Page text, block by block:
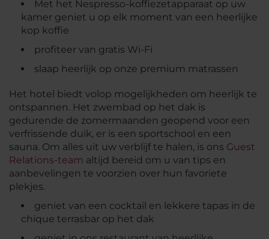
Met het Nespresso-koffiezetapparaat op uw
kamer geniet u op elk moment van een heerlijke
kop koffie
profiteer van gratis Wi-Fi
slaap heerlijk op onze premium matrassen
Het hotel biedt volop mogelijkheden om heerlijk te
ontspannen. Het zwembad op het dak is
gedurende de zomermaanden geopend voor een
verfrissende duik, er is een sportschool en een
sauna. Om alles uit uw verblijf te halen, is ons Guest
Relations-team altijd bereid om u van tips en
aanbevelingen te voorzien over hun favoriete
plekjes.
geniet van een cocktail en lekkere tapas in de
chique terrasbar op het dak